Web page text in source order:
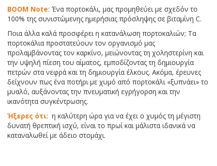
BOOM Note: Ένα πορτοκάλι, μας προμηθεύει με σχεδόν το
100% της συνιστώμενης ημερήσιας πρόσληψης σε βιταμίνη C.
Ποια άλλα καλά προσφέρει η κατανάλωση πορτοκαλιών; Τα
πορτοκάλια προστατεύουν τον οργανισμό μας
προλαμβάνοντας τον καρκίνο, μειώνοντας τη χοληστερίνη και
την υψηλή πίεση του αίματος, εμποδίζοντας τη δημιουργία
πετρών στα νεφρά και τη δημιουργία έλκους. Ακόμα, έρευνες
δείχνουν πως ένα ποτήρι με χυμό από πορτοκάλι «ξυπνάει» το
μυαλό, αυξάνοντας την πνευματική εγρήγορση και την
ικανότητα συγκέντρωσης.
Ήξερες ότι: η καλύτερη ώρα για να έχει ο χυμός τη μέγιστη
δυνατή θρεπτική ισχύ, είναι το πρωί και μάλιστα ιδανικά να
καταναλωθεί με άδειο στομάχι.